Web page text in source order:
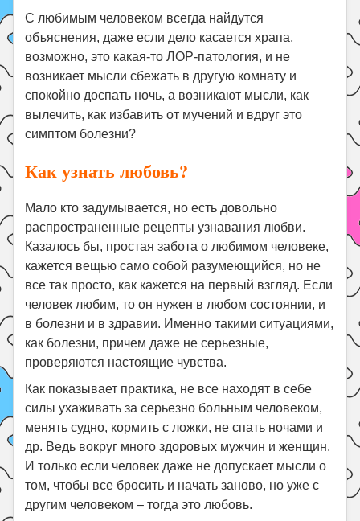
С любимым человеком всегда найдутся
объяснения, даже если дело касается храпа,
возможно, это какая-то ЛОР-патология, и не
возникает мысли сбежать в другую комнату и
спокойно доспать ночь, а возникают мысли, как
вылечить, как избавить от мучений и вдруг это
симптом болезни?
Как узнать любовь?
Мало кто задумывается, но есть довольно
распространенные рецепты узнавания любви.
Казалось бы, простая забота о любимом человеке,
кажется вещью само собой разумеющийся, но не
все так просто, как кажется на первый взгляд. Если
человек любим, то он нужен в любом состоянии, и
в болезни и в здравии. Именно такими ситуациями,
как болезни, причем даже не серьезные,
проверяются настоящие чувства.
Как показывает практика, не все находят в себе
силы ухаживать за серьезно больным человеком,
менять судно, кормить с ложки, не спать ночами и
др. Ведь вокруг много здоровых мужчин и женщин.
И только если человек даже не допускает мысли о
том, чтобы все бросить и начать заново, но уже с
другим человеком – тогда это любовь.